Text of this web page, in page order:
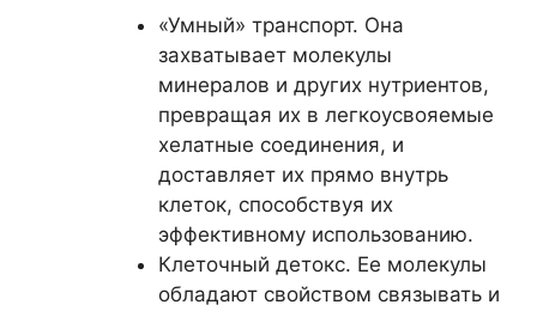
«Умный» транспорт. Она
захватывает молекулы
минералов и других нутриентов,
превращая их в легкоусвояемые
хелатные соединения, и
доставляет их прямо внутрь
клеток, способствуя их
эффективному использованию.
Клеточный детокс. Ее молекулы
обладают свойством связывать и